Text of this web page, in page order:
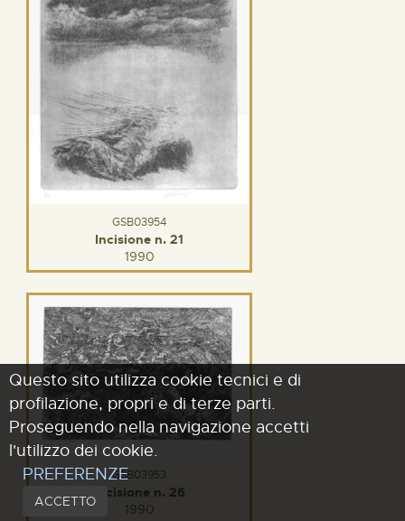
GSB03954
Incisione n. 21
1990
GSB03953
Incisione n. 26
1990
Questo sito utilizza cookie tecnici e di
profilazione, propri e di terze parti.
Proseguendo nella navigazione accetti
l'utilizzo dei cookie.
PREFERENZE
ACCETTO